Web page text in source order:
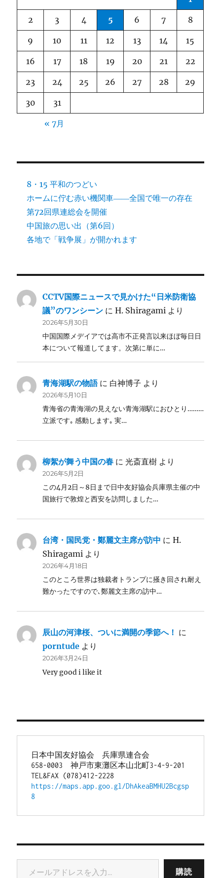
ン2 3 4 5 6 7 8
9 10 11 12 13 14 15
16 17 18 19 20 21 22
23 24 25 26 27 28 29
30 31
« 7月
8・15 平和のつどい
ホームに佇む赤い機関車――全国で唯一の存在
第72回県連総会を開催
中国旅の思い出（第6回）
各地で「戦争展」が開かれます
CCTV国際ニュースで見かけた“日米防衛協
議”のワンシーン にH. Shiragami より
2026年5月30日
中国国際メデイアでは高市不正発言以来ほぼ毎日日
本について報道してます。次第に単に…
青海湖駅の物語に 白神博子 より
2026年5月10日
青海省の青海湖の見えない青海湖駅におひとり………
立派です｡ 感動します｡ 実…
柳絮が舞う中国の春 に光斎直樹 より
2026年5月2日
この4月2日～8日まで日中友好協会兵庫県主催の中
国旅行で敦煌と西安を訪問しました…
台湾・国民党・鄭麗文主席が訪中 にH.
Shiragami より
2026年4月18日
このところ世界は独裁者トランプに掻き回され耐え
難かったですので､鄭麗文主席の訪中…
辰山の河津桜、ついに満開の季節へ！ に
porntude より
2026年3月24日
Very good i like it
日本中国友好協会　兵庫県連合会
658-0003　神戸市東灘区本山北町3-4-9-201
TEL&FAX (078)412-2228
https://maps.app.goo.gl/DhAkeaBMHU2Bcgsp
8
メールアドレスを入力...
購読